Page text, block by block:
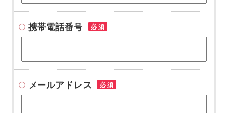
携帯電話番号 必須
メールアドレス 必須